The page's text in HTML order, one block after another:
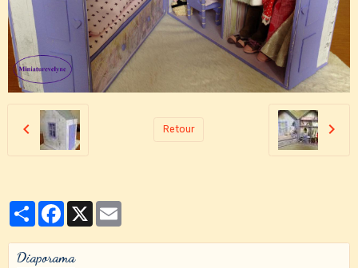
Retour
PartagerFacebook
X
Diaporama